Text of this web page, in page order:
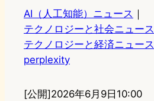
AI（人工知能）ニュース ｜
テクノロジーと社会ニュース
テクノロジーと経済ニュース
perplexity
[公開]2026年6月9日10:00